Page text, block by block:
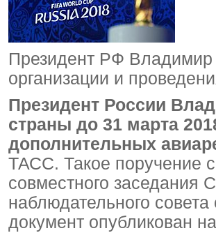
Президент РФ
организации и
Президент России
страны до 31 марта
дополнительных
ТАСС. Такое поручение
совместного заседания
наблюдательного
документ опубликован